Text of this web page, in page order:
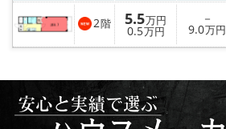
メールでお問い合わせ
2階 5.5万円
0.5万円
－
9.0万円